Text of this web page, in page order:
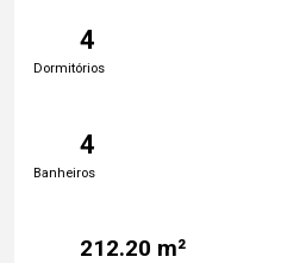
4
Dormitórios
4
Banheiros
212.20 m²